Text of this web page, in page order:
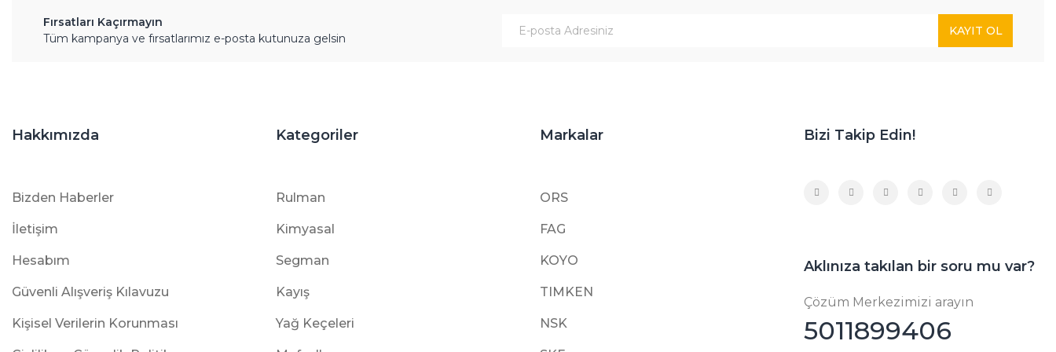
Fırsatları Kaçırmayın
Tüm kampanya ve fırsatlarımız e-posta kutunuza gelsin
KAYIT OL
Hakkımızda
Bizden Haberler
İletişim
Hesabım
Güvenli Alışveriş Kılavuzu
Kişisel Verilerin Korunması
Kategoriler
Rulman
Kimyasal
Segman
Kayış
Yağ Keçeleri
Markalar
ORS
FAG
KOYO
TIMKEN
NSK
Bizi Takip Edin!
Aklınıza takılan bir soru mu var?
Çözüm Merkezimizi arayın
5011899406